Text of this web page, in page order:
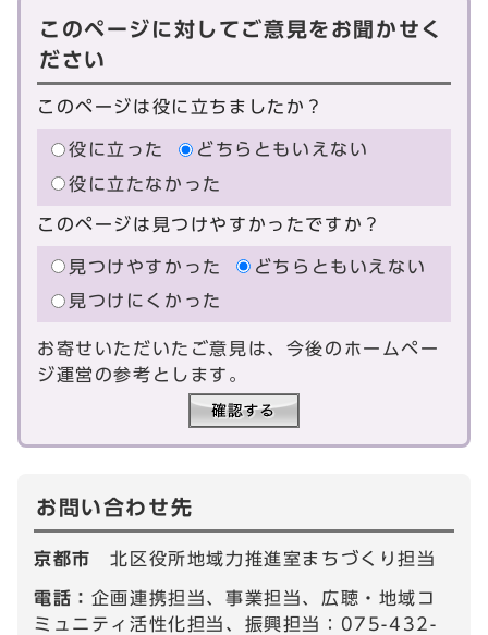
このページに対してご意見をお聞かせく
ださい
このページは役に立ちましたか？
役に立った
どちらともいえない
役に立たなかった
このページは見つけやすかったですか？
見つけやすかった
どちらともいえない
見つけにくかった
お寄せいただいたご意見は、今後のホームペー
ジ運営の参考とします。
お問い合わせ先
京都市北区役所地域力推進室まちづくり担当
電話： 企画連携担当、事業担当、広聴・地域コ
ミュニティ活性化担当、振興担当：075-432-